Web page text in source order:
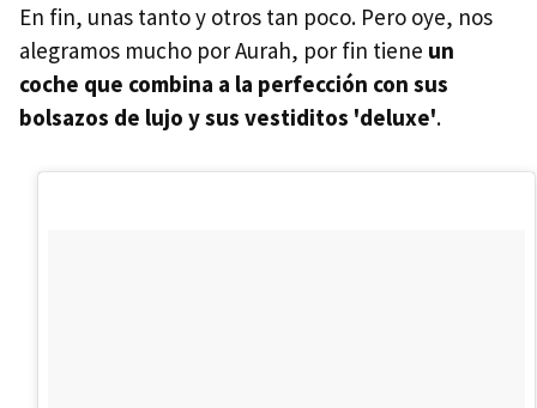
En fin, unas tanto y otros tan poco. Pero oye, nos
alegramos mucho por Aurah, por fin tiene un
coche que combina a la perfección con sus
bolsazos de lujo y sus vestiditos 'deluxe'.